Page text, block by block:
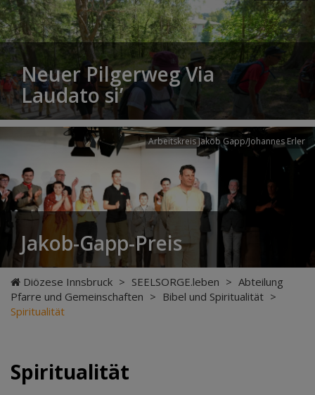
Neuer Pilgerweg Via
Laudato si’
Arbeitskreis Jakob Gapp/Johannes Erler
Jakob-Gapp-Preis
Diözese Innsbruck > SEELSORGE.leben > Abteilung
Pfarre und Gemeinschaften > Bibel und Spiritualität >
Spiritualität
Spiritualität